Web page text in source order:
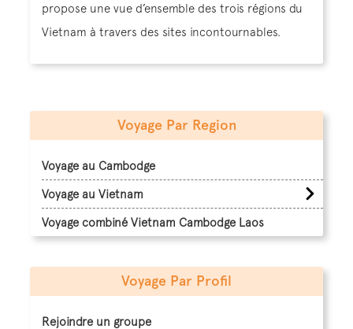
propose une vue d’ensemble des trois régions du
Vietnam à travers des sites incontournables.
Voyage Par Region
Voyage au Cambodge
Voyage au Vietnam
Voyage combiné Vietnam Cambodge Laos
Voyage Par Profil
Rejoindre un groupe